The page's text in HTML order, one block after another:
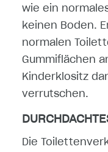
wie ein
keinen Boden.
normalen
Gummiflächen
Kinderklositz
verrutschen.
Die